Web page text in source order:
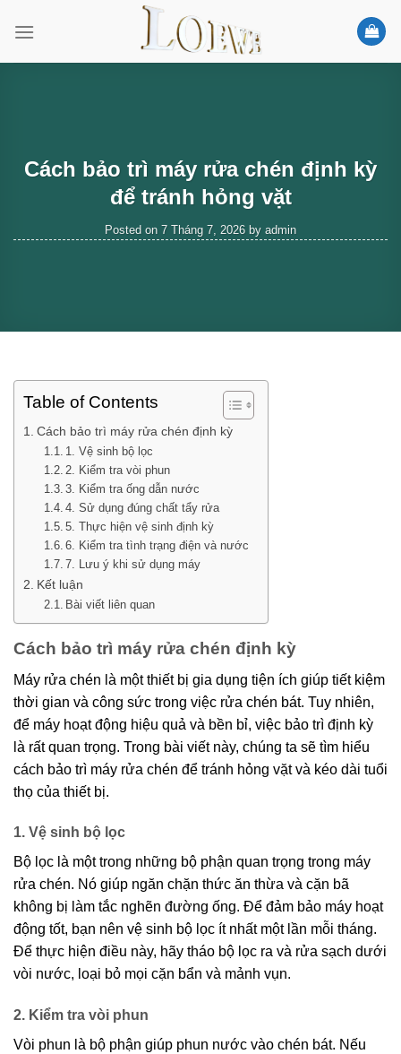
Cách bảo trì máy rửa chén định kỳ
để tránh hỏng vặt
Posted on 7 Tháng 7, 2026 by admin
Table of Contents
Cách bảo trì máy rửa chén định kỳ
1. Vệ sinh bộ lọc
2. Kiểm tra vòi phun
3. Kiểm tra ống dẫn nước
4. Sử dụng đúng chất tẩy rửa
5. Thực hiện vệ sinh định kỳ
6. Kiểm tra tình trạng điện và nước
7. Lưu ý khi sử dụng máy
Kết luận
Bài viết liên quan
Cách bảo trì máy rửa chén định kỳ
Máy rửa chén là một thiết bị gia dụng tiện ích giúp tiết kiệm
thời gian và công sức trong việc rửa chén bát. Tuy nhiên,
để máy hoạt động hiệu quả và bền bỉ, việc bảo trì định kỳ
là rất quan trọng. Trong bài viết này, chúng ta sẽ tìm hiểu
cách bảo trì máy rửa chén để tránh hỏng vặt và kéo dài tuổi
thọ của thiết bị.
1. Vệ sinh bộ lọc
Bộ lọc là một trong những bộ phận quan trọng trong máy
rửa chén. Nó giúp ngăn chặn thức ăn thừa và cặn bã
không bị làm tắc nghẽn đường ống. Để đảm bảo máy hoạt
động tốt, bạn nên vệ sinh bộ lọc ít nhất một lần mỗi tháng.
Để thực hiện điều này, hãy tháo bộ lọc ra và rửa sạch dưới
vòi nước, loại bỏ mọi cặn bẩn và mảnh vụn.
2. Kiểm tra vòi phun
Vòi phun là bộ phận giúp phun nước vào chén bát. Nếu